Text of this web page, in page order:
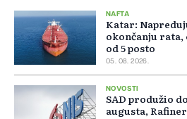
NAFTA
Katar:
okončanju rata,
od 5 posto
05. 08. 2026.
NOVOSTI
SAD produžio
augusta,